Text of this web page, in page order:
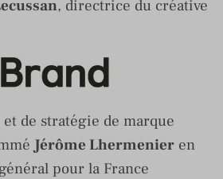
, directrice du créative
et de stratégie de marque
Jérôme Lhermenier en
pour la France